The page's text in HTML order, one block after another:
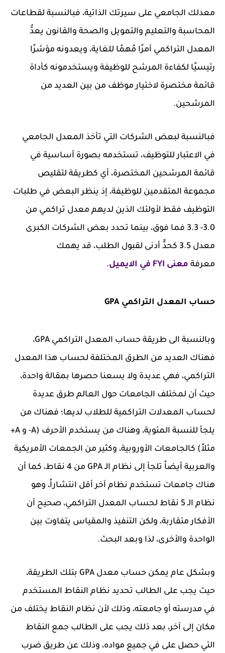
معدلك الجامعي على سيرتك الذاتية، فبالنسبة لقطاعات
المحاسبة والتعليم والتمويل والصحة والقانون يعدُّ
المعدل التراكمي أمرًا مُهمًا للغاية، ويعدونه مؤشرًا
رئيسيًا لكفاءة المرشح للوظيفة ويستخدمونه كأداة
قائمة مختصرة لاختيار موظف من بين العديد من
المرشحين.
فبالنسبة لبعض الشركات التي تأخذ المعدل الجامعي
في الاعتبار للتوظيف، تستخدمه بصورة أساسية في
قائمة المرشحين المختصرة، أي كطريقة لتقليص
مجموعة المتقدمين للوظيفة، إذ ينظر البعض في طلبات
التوظيف فقط لأولئك الذين لديهم معدل تراكمي من
3.0- 3.3 فما فوق، بينما تحدد بعض الشركات الكبرى
معدل 3.5 كحدٍّ أدنى لقبول الطلب، قد يهمك
معرفة معنى FYI في الايميل .
حساب المعدل التراكمي GPA
وبالنسبة الى طريقة حساب المعدل التراكمي GPA،
فهناك العديد من الطرق المختلفة لحساب هذا المعدل
التراكمي، فهي عديدة ولا يسعنا حصرها بمقالة واحدة،
حيث أن لمختلف الجامعات حول العالم طرق عديدة
لحساب المعدلات التراكمية للطلاب لديها؛ فهناك من
يلجأ للنسبة المئوية، وهناك من يستخدم الأحرف (A- و A+
مثلاً) كالجامعات الأوروبية، وكثير من الجمعات الأمريكية
والعربية أيضاً تلجأ إلى نظام الـ GPA من 4 نقاط، كما أن
هناك جامعات تستخدم نظام آخر أقل انتشاراً، وهو
نظام الـ 5 نقاط لحساب المعدل التراكمي، صحيح أن
الأفكار متقاربة، ولكن التنفيذ والمقياس يتفاوت بين
الواحدة والأخرى، لذا وبعد البحث.
وبشكل عام يمكن حساب معدل GPA بتلك الطريقة،
حيث يجب على الطالب تحديد نظام النقاط المستخدم
في مدرسته أو جامعته، وذلك لأن نظام النقاط يختلف من
مكان إلى آخر، بعد ذلك يجب على الطالب جمع النقاط
التي حصل على في جميع مواده، وذلك عن طريق ضرب